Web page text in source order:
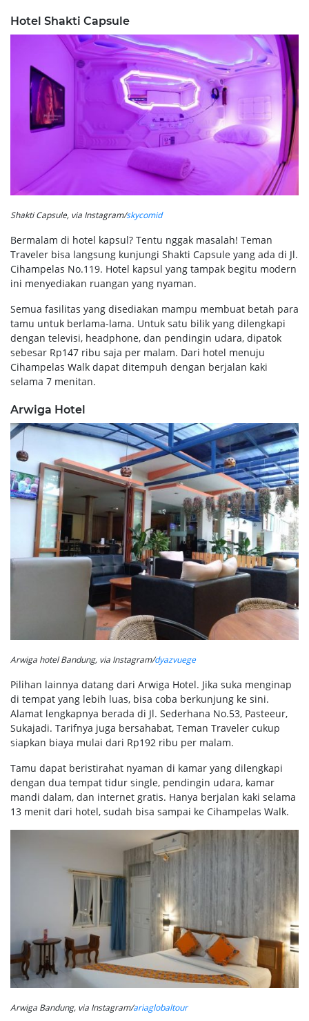
Hotel Shakti Capsule
Shakti Capsule, via Instagram/skycomid
Bermalam di hotel kapsul? Tentu nggak masalah! Teman
Traveler bisa langsung kunjungi Shakti Capsule yang ada di Jl.
Cihampelas No.119. Hotel kapsul yang tampak begitu modern
ini menyediakan ruangan yang nyaman.
Semua fasilitas yang disediakan mampu membuat betah para
tamu untuk berlama-lama. Untuk satu bilik yang dilengkapi
dengan televisi, headphone, dan pendingin udara, dipatok
sebesar Rp147 ribu saja per malam. Dari hotel menuju
Cihampelas Walk dapat ditempuh dengan berjalan kaki
selama 7 menitan.
Arwiga Hotel
Arwiga hotel Bandung, via Instagram/dyazvuege
Pilihan lainnya datang dari Arwiga Hotel. Jika suka menginap
di tempat yang lebih luas, bisa coba berkunjung ke sini.
Alamat lengkapnya berada di Jl. Sederhana No.53, Pasteeur,
Sukajadi. Tarifnya juga bersahabat, Teman Traveler cukup
siapkan biaya mulai dari Rp192 ribu per malam.
Tamu dapat beristirahat nyaman di kamar yang dilengkapi
dengan dua tempat tidur single, pendingin udara, kamar
mandi dalam, dan internet gratis. Hanya berjalan kaki selama
13 menit dari hotel, sudah bisa sampai ke Cihampelas Walk.
Arwiga Bandung, via Instagram/ariaglobaltour